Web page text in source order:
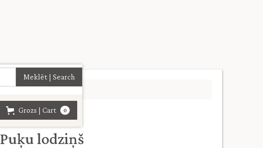
Grozs | Cart 0
Puķu lodziņš